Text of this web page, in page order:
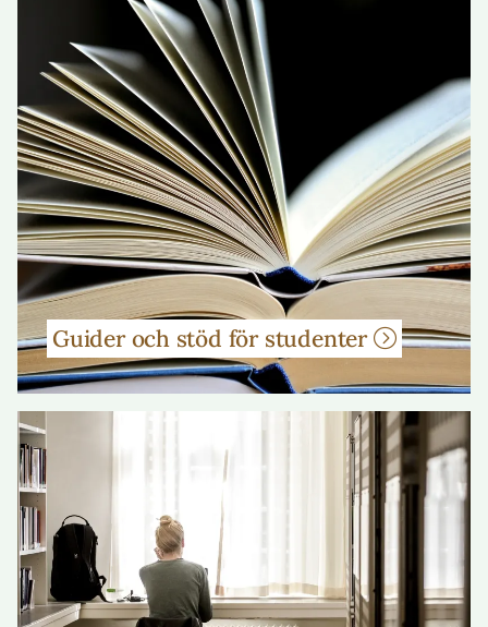
Guider och stöd för studenter